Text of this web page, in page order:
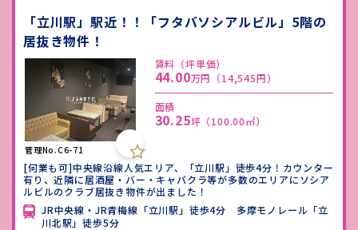
「立川駅」駅近！！「フタバソシアルビル」5階の
居抜き物件！
管理No.C6-71
賃料（坪単価）
44.00万円 （14,545円）
面積
30.25坪 （100.00㎡）
[何業も可]中央線沿線人気エリア、「立川駅」徒歩4分！カウンター
有り、近隣に居酒屋・バー・キャバクラ等が多数のエリアにソシア
ルビルのクラブ居抜き物件が出ました！
JR中央線・JR青梅線「立川駅」徒歩4分 多摩モノレール「立
川北駅」徒歩5分